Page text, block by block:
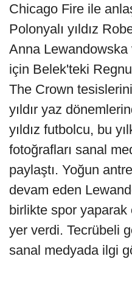
Chicago Fire ile
Polonyalı yıldız
Anna Lewandowska
için Belek'teki
The Crown
yıldır yaz
yıldız futbolcu, bu
fotoğrafları sanal
paylaştı. Yoğun
devam eden
birlikte spor
yer verdi. Tecrübeli
sanal medyada ilgi